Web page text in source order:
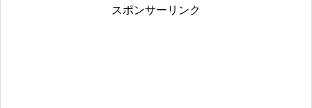
スポンサーリンク